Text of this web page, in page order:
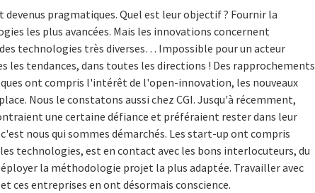
pragmatiques. Quel est leur objectif ? Fournir la
les plus avancées. Mais les innovations concernent
technologies très diverses… Impossible pour un acteur
tendances, dans toutes les directions ! Des rapprochements
ont compris l'intérêt de l'open-innovation, les nouveaux
Nous le constatons aussi chez CGI. Jusqu'à récemment,
une certaine défiance et préféraient rester dans leur
nous qui sommes démarchés. Les start-up ont compris
technologies, est en contact avec les bons interlocuteurs, du
la méthodologie projet la plus adaptée. Travailler avec
ces entreprises en ont désormais conscience.